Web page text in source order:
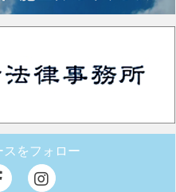
スをフォロー